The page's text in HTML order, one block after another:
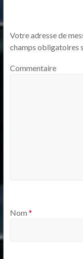
Votre adresse de
champs obligatoires
Commentaire
Nom *